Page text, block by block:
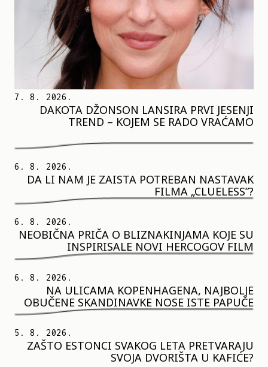
7. 8. 2026.
DAKOTA DŽONSON LANSIRA PRVI JESENJI
TREND – KOJEM SE RADO VRAĆAMO
6. 8. 2026.
DA LI NAM JE ZAISTA POTREBAN NASTAVAK
FILMA „CLUELESS”?
6. 8. 2026.
NEOBIČNA PRIČA O BLIZNAKINJAMA KOJE SU
INSPIRISALE NOVI HERCOGOV FILM
6. 8. 2026.
NA ULICAMA KOPENHAGENA, NAJBOLJE
OBUČENE SKANDINAVKE NOSE ISTE PAPUČE
5. 8. 2026.
ZAŠTO ESTONCI SVAKOG LETA PRETVARAJU
SVOJA DVORIŠTA U KAFIĆE?